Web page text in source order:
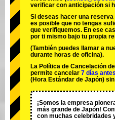
verificar con anticipación si
Si deseas hacer una
es posible que no tengas
que verifiquemos. En ese
por ti mismo bajo tu propia
(También puedes llamar a
durante horas de oficina).
La Política de Cancelación
permite cancelar 7 días
(Hora Estándar de Japón)
¡Somos la empresa
más grande de Japón!
con muchas celebridades